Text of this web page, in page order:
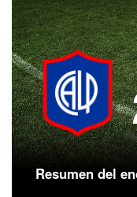
Resumen del